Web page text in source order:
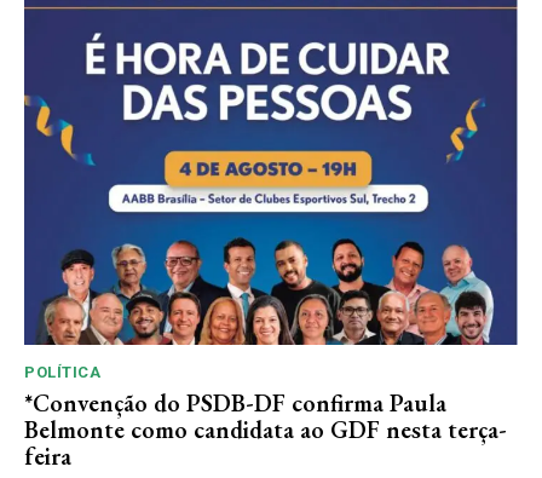
POLÍTICA
*Convenção do PSDB-DF confirma Paula
Belmonte como candidata ao GDF nesta terça-
feira